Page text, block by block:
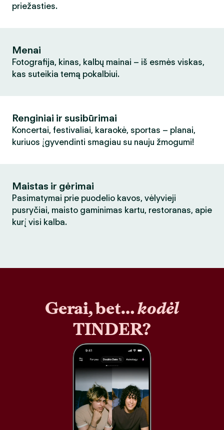
priežasties.
Menai
Fotografija, kinas, kalbų mainai – iš esmės viskas,
kas suteikia temą pokalbiui.
Renginiai ir susibūrimai
Koncertai, festivaliai, karaokė, sportas – planai,
kuriuos įgyvendinti smagiau su nauju žmogumi!
Maistas ir gėrimai
Pasimatymai prie puodelio kavos, vėlyvieji
pusryčiai, maisto gaminimas kartu, restoranas, apie
kurį visi kalba.
Gerai, bet…kodėl
TINDER?